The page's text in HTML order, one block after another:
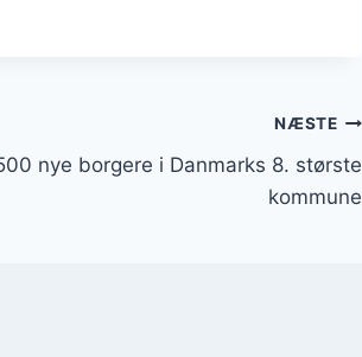
NÆSTE
nye borgere i Danmarks 8. største
kommune